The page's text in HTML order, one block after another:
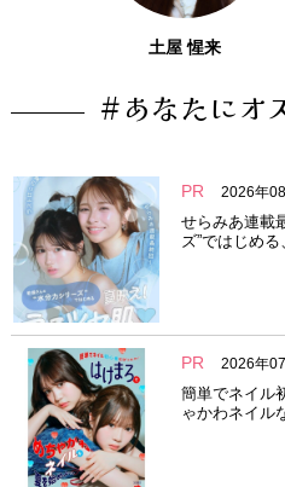
土屋 惺来
#あなたにオ
PR 2026年
せらみあ連載
ズ”ではじめ
PR 2026年
簡単でネイル
ゃかわネイル